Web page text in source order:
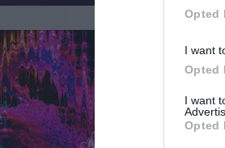
Opted
I want
Opted
I want
Opted